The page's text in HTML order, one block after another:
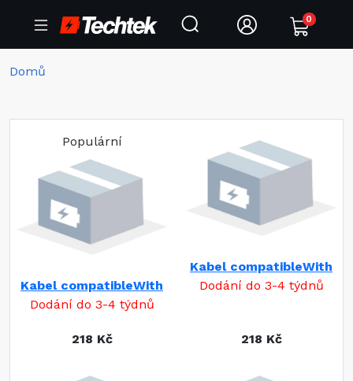
0
Domů
Populární
Kabel compatibleWith
Dodání do 3-4 týdnů
218 Kč
Kabel compatibleWith
Dodání do 3-4 týdnů
218 Kč